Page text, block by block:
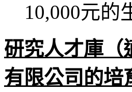
10,000元的
研究人才庫（
有限公司的培